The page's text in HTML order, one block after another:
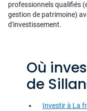
professionnels qualifiés
gestion de patrimoine)
d'investissement.
Où
de
Investir à La